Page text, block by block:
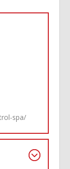
spa/